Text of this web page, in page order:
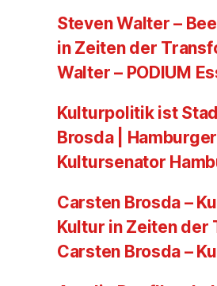
Steven Walter –
in Zeiten der
Walter – PODIUM
Kulturpolitik ist
Brosda |
Kultursenator
Carsten Brosda –
Kultur in Zeiten der
Carsten Brosda –